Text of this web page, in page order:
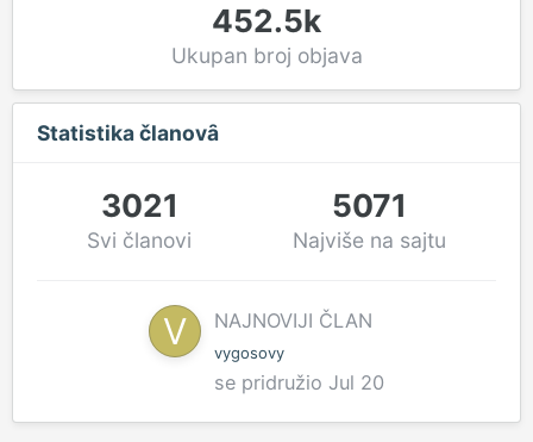
452.5k
Ukupan broj objava
Statistika članovȃ
3021
Svi članovi
5071
Najviše na sajtu
NAJNOVIJI ČLAN
vygosovy
se pridružio Jul 20